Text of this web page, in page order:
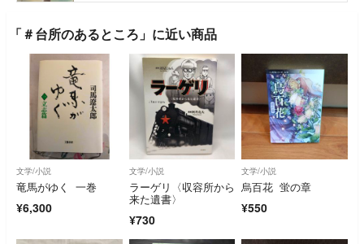
「＃台所のあるところ」に近い商品
文学/小説
竜馬がゆく 一巻
¥6,300
文学/小説
ラーゲリ〈収容所から
来た遺書〉
¥730
文学/小説
烏百花 蛍の章
¥550